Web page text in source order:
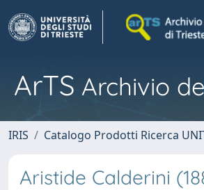
ArTS Archivio
IRIS Catalogo Prodotti Ricerca
Aristide Calderini